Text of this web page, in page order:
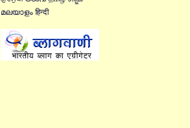
മലയാളം हिन्दी